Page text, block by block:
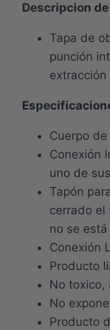
Descripcion de
Tapa de
punción
extracción
Cuerpo
Conexión
uno de
Tapón
cerrado el
no se
Conexión
Producto
No toxico,
No
Producto